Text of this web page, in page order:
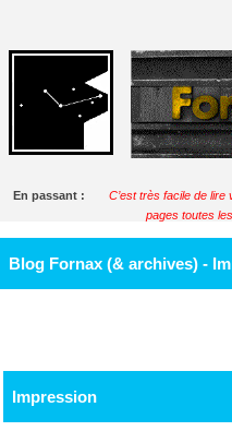
En passant :
C’est très facile de
pages toutes
Blog Fornax (& archives) -
Impression